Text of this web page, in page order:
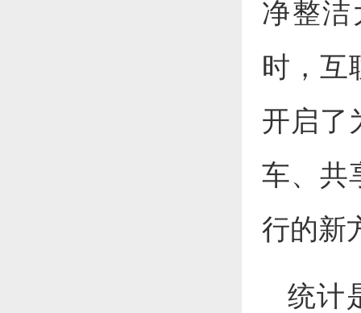
净整
时，互
开启了
车、共
行的
统计